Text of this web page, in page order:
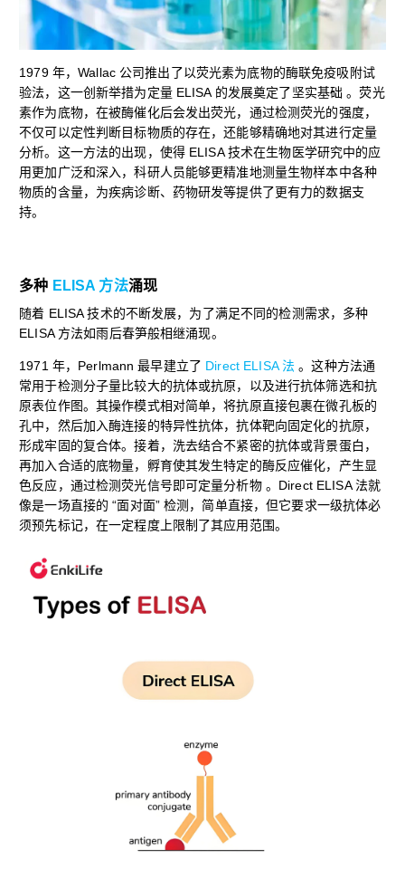
1979 年，Wallac 公司推出了以荧光素为底物的酶联免疫吸附试
验法，这一创新举措为定量 ELISA 的发展奠定了坚实基础 。荧光
素作为底物，在被酶催化后会发出荧光，通过检测荧光的强度，
不仅可以定性判断目标物质的存在，还能够精确地对其进行定量
分析。这一方法的出现，使得 ELISA 技术在生物医学研究中的应
用更加广泛和深入，科研人员能够更精准地测量生物样本中各种
物质的含量，为疾病诊断、药物研发等提供了更有力的数据支
持。
多种 ELISA 方法涌现
随着 ELISA 技术的不断发展，为了满足不同的检测需求，多种
ELISA 方法如雨后春笋般相继涌现。
1971 年，Perlmann 最早建立了 Direct ELISA 法 。这种方法通
常用于检测分子量比较大的抗体或抗原，以及进行抗体筛选和抗
原表位作图。其操作模式相对简单，将抗原直接包裹在微孔板的
孔中，然后加入酶连接的特异性抗体，抗体靶向固定化的抗原，
形成牢固的复合体。接着，洗去结合不紧密的抗体或背景蛋白，
再加入合适的底物量，孵育使其发生特定的酶反应催化，产生显
色反应，通过检测荧光信号即可定量分析物 。Direct ELISA 法就
像是一场直接的 “面对面” 检测，简单直接，但它要求一级抗体必
须预先标记，在一定程度上限制了其应用范围。